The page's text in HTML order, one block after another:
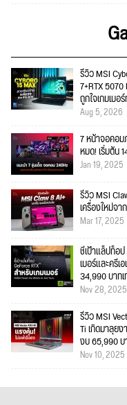
รีวิว MSI
7+RTX
ถูกใจเกมเมอ
Aug 5, 2026
7 หน้าจอคอม
หมด! เริ่มต้น
Jan 19, 2025
รีวิว MSI
เครื่องใหม่จ
Mar 17, 2025
ชี้เป้าแล็ปท็อ
เมอร์และครีเ
34,990 บาท
Nov 28, 2025
รีวิว MSI
Ti เกิดมาลุย
งบ 65,990 บ
Nov 10, 2025